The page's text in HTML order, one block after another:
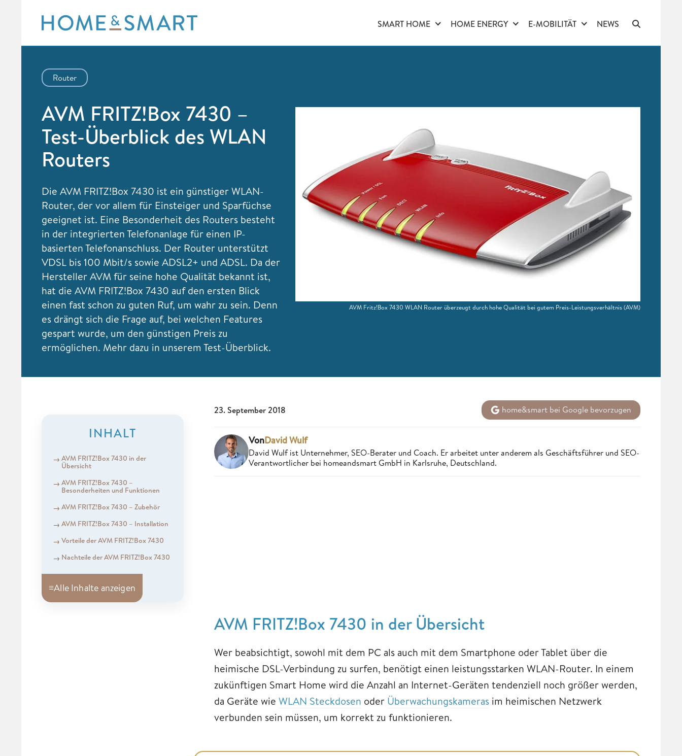
content
SMART HOME HOME ENERGY E-MOBILITÄT NEWS
Router
AVM FRITZ!Box 7430 –
Test-Überblick des WLAN
Routers
Die AVM FRITZ!Box 7430 ist ein günstiger WLAN-
Router, der vor allem für Einsteiger und Sparfüchse
geeignet ist. Eine Besonderheit des Routers besteht
in der integrierten Telefonanlage für einen IP-
basierten Telefonanschluss. Der Router unterstützt
VDSL bis 100 Mbit/s sowie ADSL2+ und ADSL. Da der
Hersteller AVM für seine hohe Qualität bekannt ist,
hat die AVM FRITZ!Box 7430 auf den ersten Blick
einen fast schon zu guten Ruf, um wahr zu sein. Denn
es drängt sich die Frage auf, bei welchen Features
gespart wurde, um den günstigen Preis zu
ermöglichen. Mehr dazu in unserem Test-Überblick.
AVM Fritz!Box 7430 WLAN Router überzeugt durch hohe Qualität bei gutem Preis-Leistungsverhältnis(AVM)
INHALT
AVM FRITZ!Box 7430 in der
Übersicht
AVM FRITZ!Box 7430 –
Besonderheiten und Funktionen
AVM FRITZ!Box 7430 – Zubehör
AVM FRITZ!Box 7430 – Installation
Vorteile der AVM FRITZ!Box 7430
Nachteile der AVM FRITZ!Box 7430
≡Alle Inhalte anzeigen
23. September 2018 home&smart bei Google bevorzugen
VonDavid Wulf
David Wulf ist Unternehmer, SEO-Berater und Coach. Er arbeitet unter anderem als Geschäftsführer und SEO-
Verantwortlicher bei homeandsmart GmbH in Karlsruhe, Deutschland.
AVM FRITZ!Box 7430 in der Übersicht
Wer beabsichtigt, sowohl mit dem PC als auch mit dem Smartphone oder Tablet über die
heimische DSL-Verbindung zu surfen, benötigt einen leistungsstarken WLAN-Router. In einem
zukünftigen Smart Home wird die Anzahl an Internet-Geräten tendenziell noch größer werden,
da Geräte wie WLAN Steckdosen oder Überwachungskameras im heimischen Netzwerk
verbunden sein müssen, um korrekt zu funktionieren.